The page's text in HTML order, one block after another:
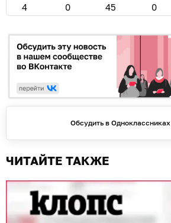
4 0 45 0
Обсудить в Одноклассниках
ЧИТАЙТЕ ТАКЖЕ